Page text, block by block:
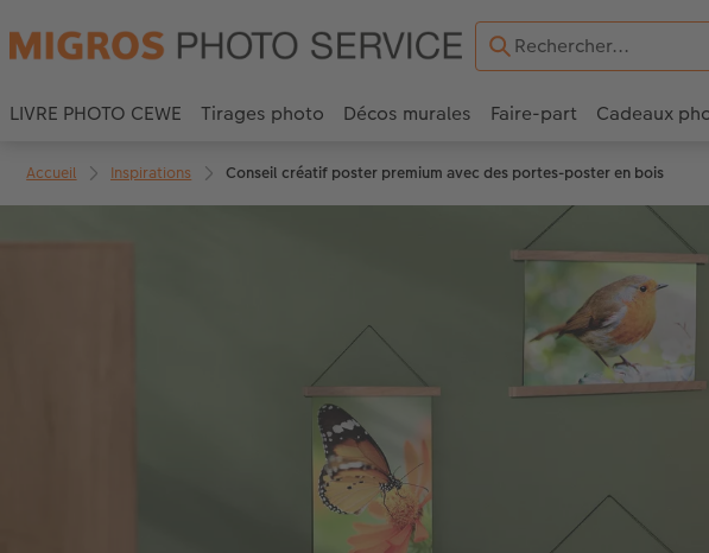
LIVRE PHOTO CEWE Tirages photo Décos murales Faire-part Cadeaux
Accueil Inspirations Conseil créatif poster premium avec des portes-poster en bois